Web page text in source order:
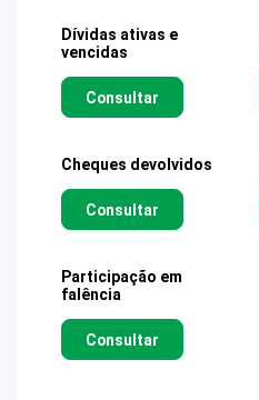
Dívidas ativas e
vencidas
Consultar
Cheques devolvidos
Consultar
Participação em
falência
Consultar